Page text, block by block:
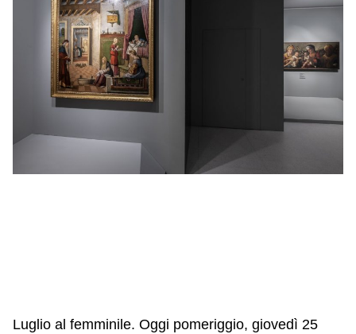
IL NOSTRO STAFF
EDUCAZIONE
SCUOLE
INSEGNANTI
GIOVANI, ADULTI
CULTURA EBRAICA
CAPIRE L’EBRAISMO
CALENDARIO & FESTIVITÀ
IL CICLO DELLA VITA
SHOAH
Luglio al femminile. Oggi pomeriggio, giovedì 25